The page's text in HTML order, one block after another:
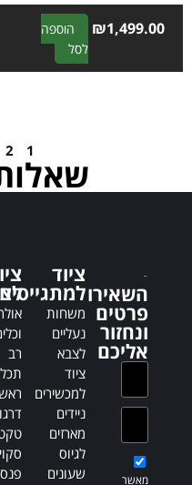
₪1,499.00
הוספה
לסל
A
l
a
t
:
1
2
השאירו
פרטים
ונחזור
אליכם
מאשר
ציוד
משחות
נעליים
לצבא
ציוד
למכשירים
ניידים
מארזים
לגיוס
שעונים
רב